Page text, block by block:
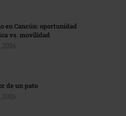
en Cancún: oportunidad
vs. movilidad
2026
de un pato
2026